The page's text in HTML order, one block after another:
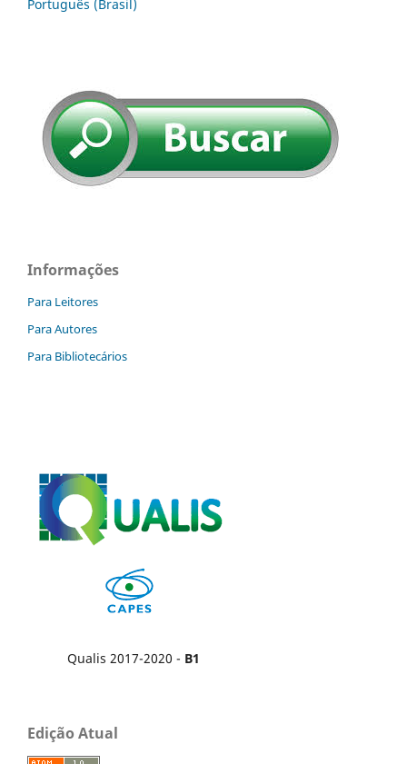
Português (Brasil)
Informações
Para Leitores
Para Autores
Para Bibliotecários
Qualis 2017-2020 - B1
Edição Atual